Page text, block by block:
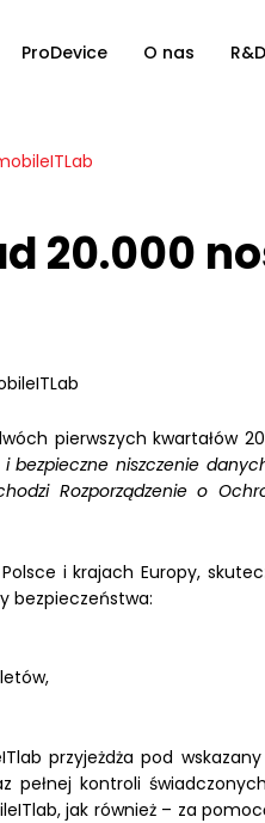
ProDevice O nas R&D
20.000
pierwszych kwartałów
bezpieczne niszczenie
Rozporządzenie o
i krajach Europy,
bezpieczeństwa:
przyjeżdża pod
kontroli
jak również – za